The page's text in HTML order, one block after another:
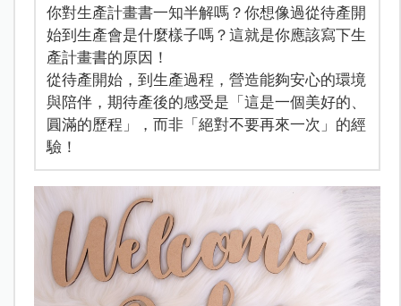
你對生產計畫書一知半解嗎？你想像過從待產開
始到生產會是什麼樣子嗎？這就是你應該寫下生
產計畫書的原因！
從待產開始，到生產過程，營造能夠安心的環境
與陪伴，期待產後的感受是「這是一個美好的、
圓滿的歷程」，而非「絕對不要再來一次」的經
驗！